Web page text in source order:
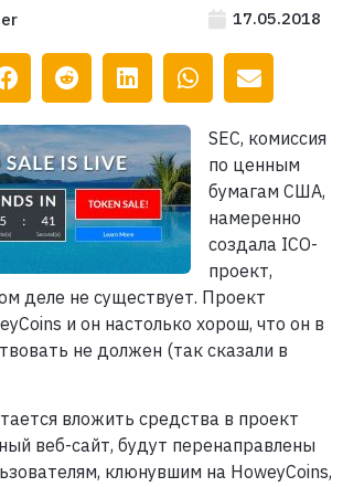
17.05.2018
SEC, комиссия
по ценным
бумагам США,
намеренно
создала ICO-
проект,
деле не существует. Проект
и он настолько хорош, что он в
не должен (так сказали в
вложить средства в проект
веб-сайт, будут перенаправлены
клюнувшим на HoweyCoins,